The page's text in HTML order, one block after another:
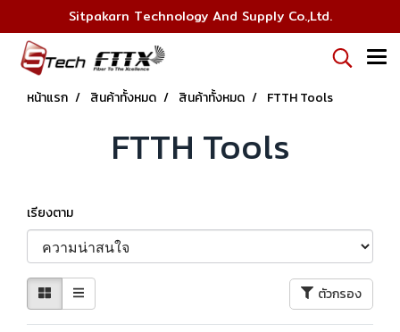
Sitpakarn Technology And Supply Co.,Ltd.
หน้าแรก สินค้าทั้งหมด สินค้าทั้งหมด FTTH Tools
FTTH Tools
เรียงตาม
ตัวกรอง